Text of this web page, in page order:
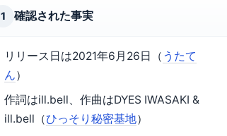
1 確認された事実
リリース日は2021年6月26日（ うたて
ん）
作詞はill.bell、作曲はDYES IWASAKI &
ill.bell（ひっそり秘密基地）